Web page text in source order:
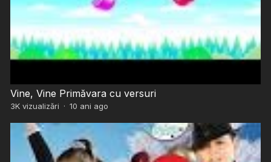
Vine, Vine Primăvara cu versuri
3Kvizualizări · 10 ani ago